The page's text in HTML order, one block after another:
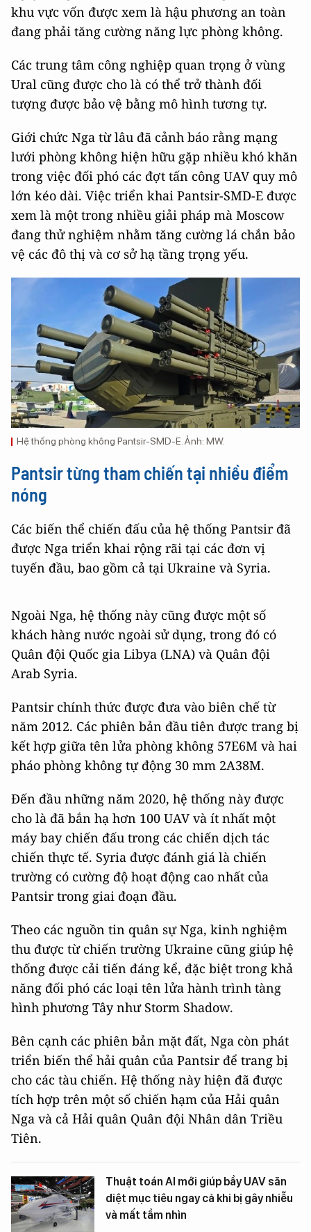
khu vực vốn được xem là hậu phương an toàn
đang phải tăng cường năng lực phòng không.
Các trung tâm công nghiệp quan trọng ở vùng
Ural cũng được cho là có thể trở thành đối
tượng được bảo vệ bằng mô hình tương tự.
Giới chức Nga từ lâu đã cảnh báo rằng mạng
lưới phòng không hiện hữu gặp nhiều khó khăn
trong việc đối phó các đợt tấn công UAV quy mô
lớn kéo dài. Việc triển khai Pantsir-SMD-E được
xem là một trong nhiều giải pháp mà Moscow
đang thử nghiệm nhằm tăng cường lá chắn bảo
vệ các đô thị và cơ sở hạ tầng trọng yếu.
Hệ thống phòng không Pantsir-SMD-E. Ảnh: MW.
Pantsir từng tham chiến tại nhiều điểm
nóng
Các biến thể chiến đấu của hệ thống Pantsir đã
được Nga triển khai rộng rãi tại các đơn vị
tuyến đầu, bao gồm cả tại Ukraine và Syria.
Ngoài Nga, hệ thống này cũng được một số
khách hàng nước ngoài sử dụng, trong đó có
Quân đội Quốc gia Libya (LNA) và Quân đội
Arab Syria.
Pantsir chính thức được đưa vào biên chế từ
năm 2012. Các phiên bản đầu tiên được trang bị
kết hợp giữa tên lửa phòng không 57E6M và hai
pháo phòng không tự động 30 mm 2A38M.
Đến đầu những năm 2020, hệ thống này được
cho là đã bắn hạ hơn 100 UAV và ít nhất một
máy bay chiến đấu trong các chiến dịch tác
chiến thực tế. Syria được đánh giá là chiến
trường có cường độ hoạt động cao nhất của
Pantsir trong giai đoạn đầu.
Theo các nguồn tin quân sự Nga, kinh nghiệm
thu được từ chiến trường Ukraine cũng giúp hệ
thống được cải tiến đáng kể, đặc biệt trong khả
năng đối phó các loại tên lửa hành trình tàng
hình phương Tây như Storm Shadow.
Bên cạnh các phiên bản mặt đất, Nga còn phát
triển biến thể hải quân của Pantsir để trang bị
cho các tàu chiến. Hệ thống này hiện đã được
tích hợp trên một số chiến hạm của Hải quân
Nga và cả Hải quân Quân đội Nhân dân Triều
Tiên.
Thuật toán AI mới giúp bầy UAV săn
diệt mục tiêu ngay cả khi bị gây nhiễu
và mất tầm nhìn